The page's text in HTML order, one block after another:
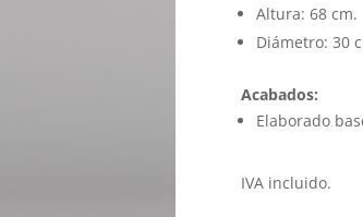
Altura: 68 cm.
Diámetro: 30
Acabados:
Elaborado
IVA incluido.